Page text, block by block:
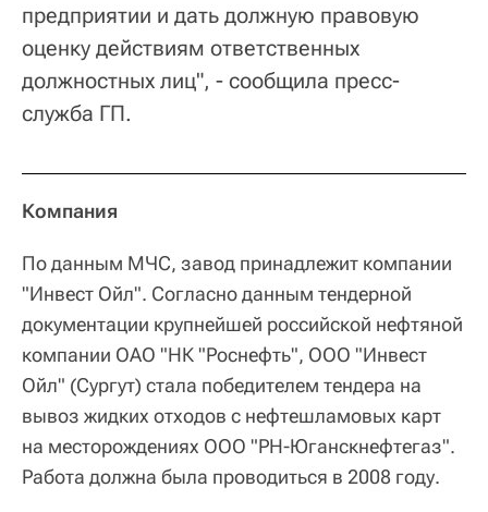
предприятии и дать должную правовую
оценку действиям ответственных
должностных лиц", - сообщила пресс-
служба ГП.
Компания
По данным МЧС, завод принадлежит компании
"Инвест Ойл". Согласно данным тендерной
документации крупнейшей российской нефтяной
компании ОАО "НК "Роснефть", ООО "Инвест
Ойл" (Сургут) стала победителем тендера на
вывоз жидких отходов с нефтешламовых карт
на месторождениях ООО "РН-Юганскнефтегаз".
Работа должна была проводиться в 2008 году.